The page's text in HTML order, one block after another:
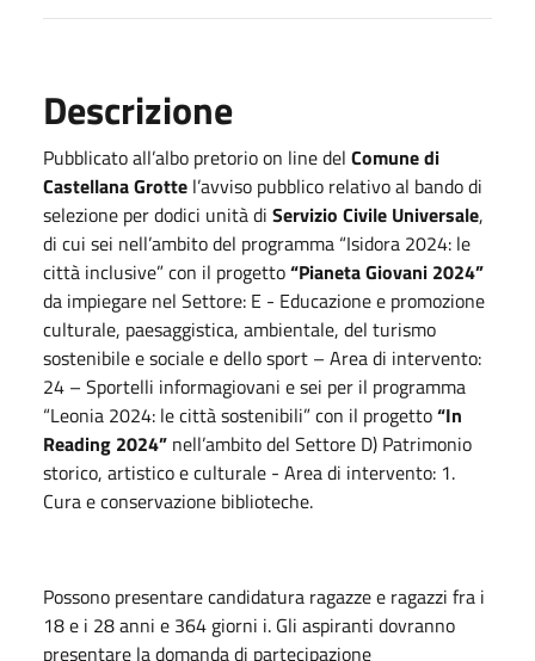
Descrizione
Pubblicato all’albo pretorio on line del Comune di
Castellana Grotte l’avviso pubblico relativo al bando di
selezione per dodici unità di Servizio Civile Universale,
di cui sei nell’ambito del programma “Isidora 2024: le
città inclusive” con il progetto“Pianeta Giovani 2024”
da impiegare nel Settore: E - Educazione e promozione
culturale, paesaggistica, ambientale, del turismo
sostenibile e sociale e dello sport – Area di intervento:
24 – Sportelli informagiovani e sei per il programma
“Leonia 2024: le città sostenibili” con il progetto“In
Reading 2024” nell’ambito del Settore D) Patrimonio
storico, artistico e culturale - Area di intervento: 1.
Cura e conservazione biblioteche.
Possono presentare candidatura ragazze e ragazzi fra i
18 e i 28 anni e 364 giorni i. Gli aspiranti dovranno
presentare la domanda di partecipazione